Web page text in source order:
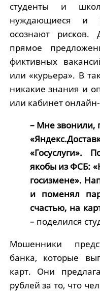
студенты и
нуждающиеся и
осознают рисков.
прямое
фиктивных
или «курьера». В
никакие знания и
или кабинет
– Мне звонили,
«Госуслуги».
якобы из ФСБ:
госизмене».
и поменял
счастью, на
– поделился
Мошенники
банка, которые
карт. Они
рублей за то, что